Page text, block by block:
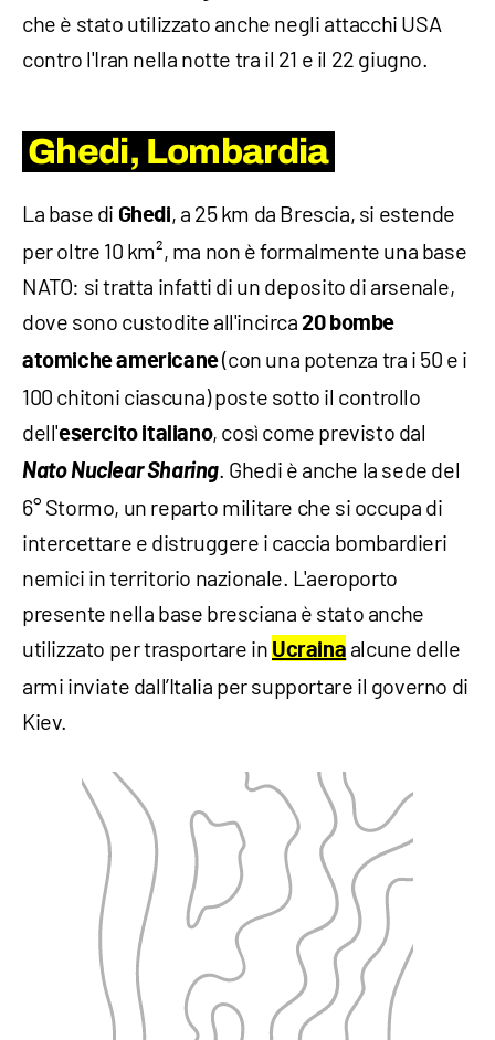
che è stato utilizzato anche negli attacchi USA
contro l'Iran nella notte tra il 21 e il 22 giugno.
Ghedi, Lombardia
La base di Ghedi, a 25 km da Brescia, si estende
per oltre 10 km², ma non è formalmente una base
NATO: si tratta infatti di un deposito di arsenale,
dove sono custodite all'incirca20 bombe
atomiche americane(con una potenza tra i 50 e i
100 chitoni ciascuna) poste sotto il controllo
dell'esercito italiano, così come previsto dal
Nato Nuclear Sharing. Ghedi è anche la sede del
6° Stormo, un reparto militare che si occupa di
intercettare e distruggere i caccia bombardieri
nemici in territorio nazionale. L'aeroporto
presente nella base bresciana è stato anche
utilizzato per trasportare in Ucraina alcune delle
armi inviate dall’Italia per supportare il governo di
Kiev.